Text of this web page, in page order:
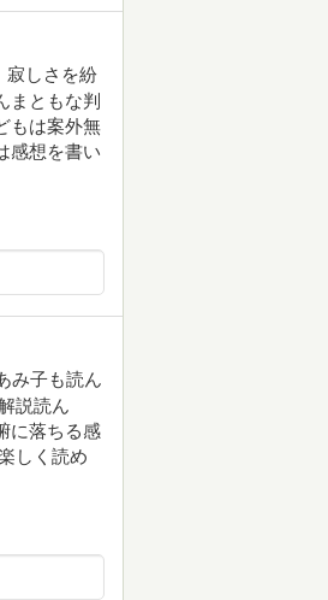
寂しさを紛
まともな判
もは案外無
感想を書い
み子も読ん
説読ん
に落ちる感
しく読め